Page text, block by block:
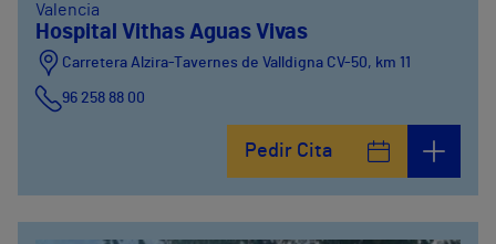
Valencia
Hospital Vithas Aguas Vivas
Carretera Alzira-Tavernes de Valldigna CV-50, km 11
96 258 88 00
Pedir Cita